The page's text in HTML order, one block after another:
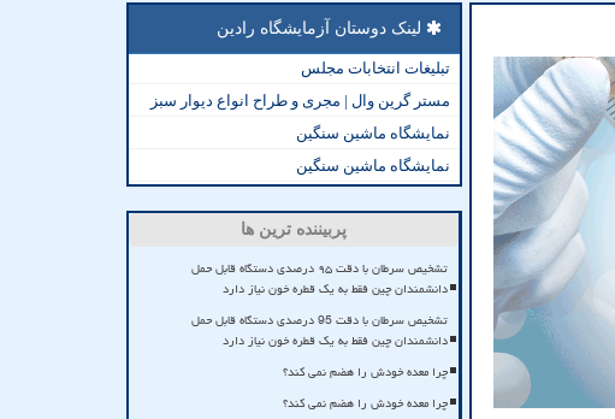
لینک دوستان آزمایشگاه رادین
تبلیغات انتخابات مجلس
مستر گرین وال | مجری و طراح انواع دیوار سبز
نمایشگاه ماشین سنگین
نمایشگاه ماشین سنگین
پربیننده ترین ها
تشخیص سرطان با دقت ۹۵ درصدی دستگاه قابل حمل
دانشمندان چین فقط به یک قطره خون نیاز دارد
تشخیص سرطان با دقت 95 درصدی دستگاه قابل حمل
دانشمندان چین فقط به یک قطره خون نیاز دارد
چرا معده خودش را هضم نمی کند؟
چرا معده خودش را هضم نمی کند؟